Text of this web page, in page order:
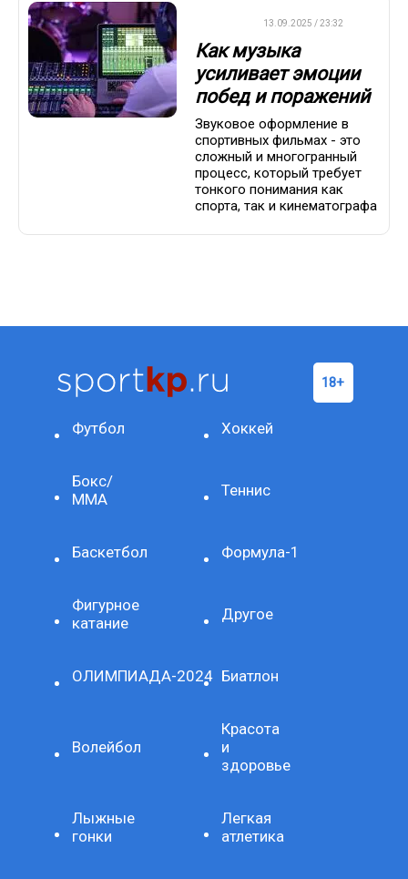
13.09.2025 / 23:32
Как музыка
усиливает эмоции
побед и поражений
Звуковое оформление в
спортивных фильмах - это
сложный и многогранный
процесс, который требует
тонкого понимания как
спорта, так и кинематографа
Футбол Хоккей
Бокс/
ММА
Теннис
Баскетбол Формула-1
Фигурное
катание
Другое
ОЛИМПИАДА-2024 Биатлон
Волейбол
Красота
и
здоровье
Лыжные
гонки
Легкая
атлетика